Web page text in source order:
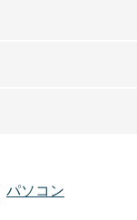
パソコン